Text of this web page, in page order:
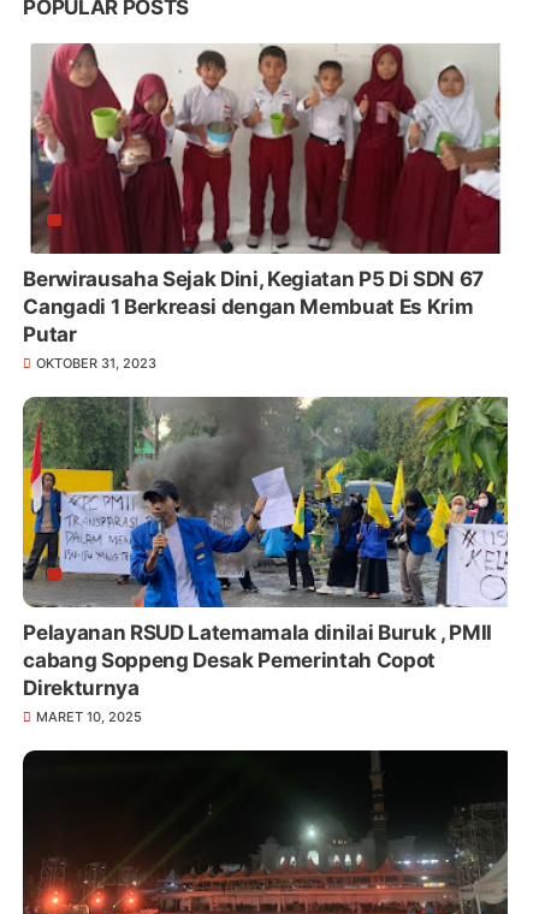
POPULAR POSTS
Berwirausaha Sejak Dini, Kegiatan P5 Di SDN 67
Cangadi 1 Berkreasi dengan Membuat Es Krim
Putar
OKTOBER 31, 2023
Pelayanan RSUD Latemamala dinilai Buruk , PMII
cabang Soppeng Desak Pemerintah Copot
Direkturnya
MARET 10, 2025